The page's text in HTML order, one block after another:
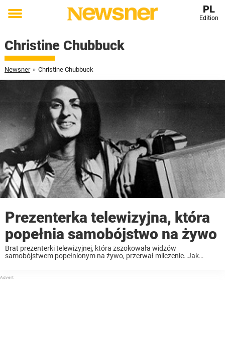
Toggle
PL
Edition
Christine Chubbuck
Newsner » Christine Chubbuck
Prezenterka telewizyjna, która
popełnia samobójstwo na żywo
Brat prezenterki telewizyjnej, która zszokowała widzów
samobójstwem popełnionym na żywo, przerwał milczenie. Jak
telewizyjna Christine Chubbuck siedziała ...